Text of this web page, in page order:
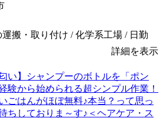
搬・取り付け / 化学系工場 / 日勤
詳細を表示